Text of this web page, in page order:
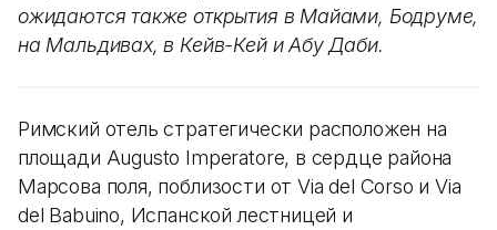
ожидаются также открытия в Майами, Бодруме,
на Мальдивах, в Кейв-Кей и Абу Даби.
Римский отель стратегически расположен на
площади Augusto Imperatore, в сердце района
Марсова поля, поблизости от Via del Corso и Via
del Babuino, Испанской лестницей и